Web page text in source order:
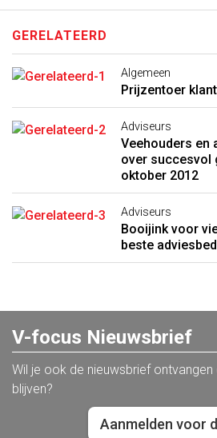
GERELATEERD
Algemeen
Prijzentoer
Adviseurs
Veehouders en
over succesvol
oktober 2012
Adviseurs
Booijink voor
beste
V-focus Nieuwsbrief
Wil je ook de nieuwsbrief
blijven?
Aanmelden voor